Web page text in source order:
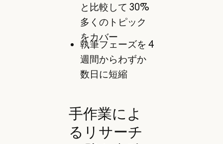
と比較して 30%
多くのトピック
をカバー
執筆フェーズを 4
週間からわずか
数日に短縮
手作業によ
るリサーチ